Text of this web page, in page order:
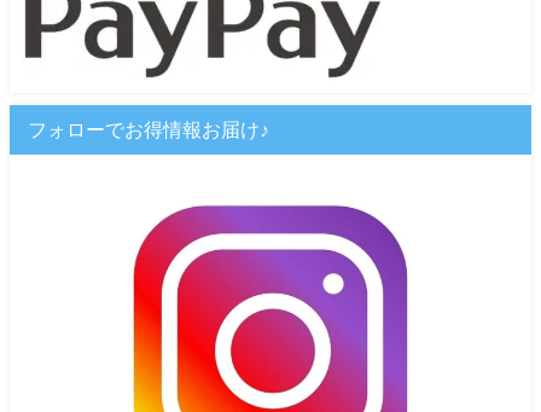
フォローでお得情報お届け♪